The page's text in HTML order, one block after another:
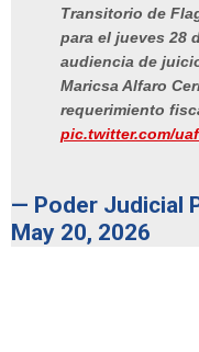
Transitorio de
para el jueves 28
audiencia de
Maricsa Alfaro
requerimiento
pic.twitter.com/
— Poder Judicial
May 20, 2026